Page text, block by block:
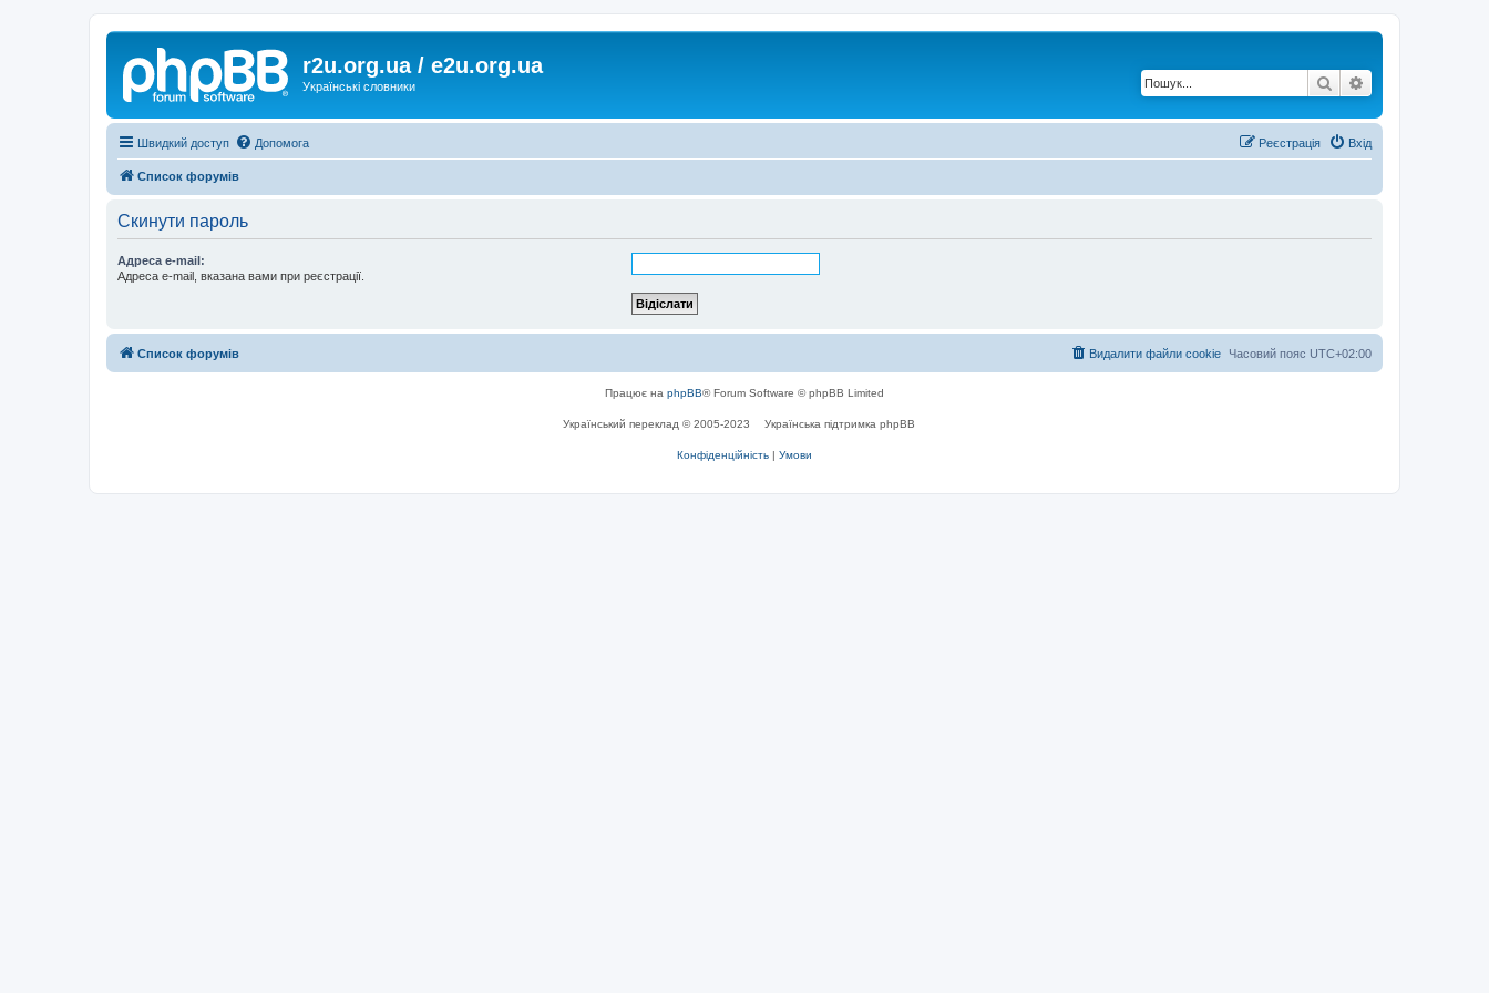
r2u.org.ua / e2u.org.ua
Українські словники Пошук
Швидкий доступ Допомога Вхід
Реєстрація
Список форумів
Скинути пароль
Адреса e-mail:
Адреса e-mail, вказана вами при реєстрації.
Список форумів Часовий пояс UTC+02:00
Видалити файли cookie
Працює на phpBB® Forum Software © phpBB Limited
Український переклад © 2005-2023 Українська підтримка phpBB
Конфіденційність | Умови